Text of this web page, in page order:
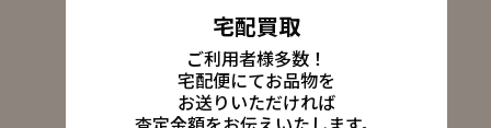
宅配買取
ご利用者様多数！
宅配便にてお品物を
お送りいただければ